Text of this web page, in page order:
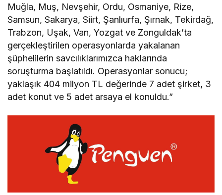
Muğla, Muş, Nevşehir, Ordu, Osmaniye, Rize,
Samsun, Sakarya, Siirt, Şanlıurfa, Şırnak, Tekirdağ,
Trabzon, Uşak, Van, Yozgat ve Zonguldak’ta
gerçekleştirilen operasyonlarda yakalanan
şüphelilerin savcılıklarımızca haklarında
soruşturma başlatıldı. Operasyonlar sonucu;
yaklaşık 404 milyon TL değerinde 7 adet şirket, 3
adet konut ve 5 adet arsaya el konuldu.”